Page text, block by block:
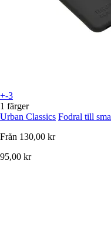
+-3
1 färger
Urban Classics Fodral till
Från 130,00 kr
95,00 kr